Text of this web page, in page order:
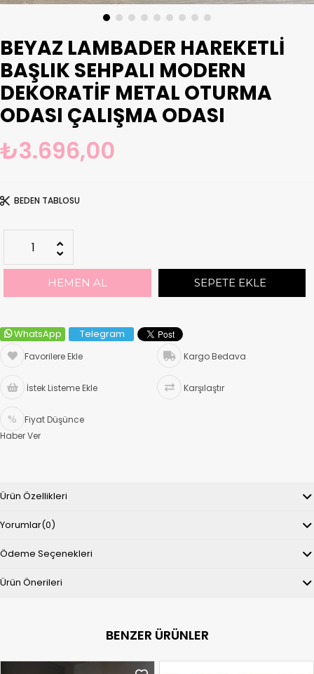
BEYAZ LAMBADER HAREKETLI
BAŞLIK SEHPALI MODERN
DEKORATIF METAL OTURMA
ODASI ÇALIŞMA ODASI
₺3.696,00
BEDEN TABLOSU
WhatsApp Telegram
Favorilere Ekle Kargo Bedava
İstek Listeme Ekle Karşılaştır
Fiyat Düşünce
Haber Ver
Ürün Özellikleri
Yorumlar(0)
Ödeme Seçenekleri
Ürün Önerileri
BENZER ÜRÜNLER